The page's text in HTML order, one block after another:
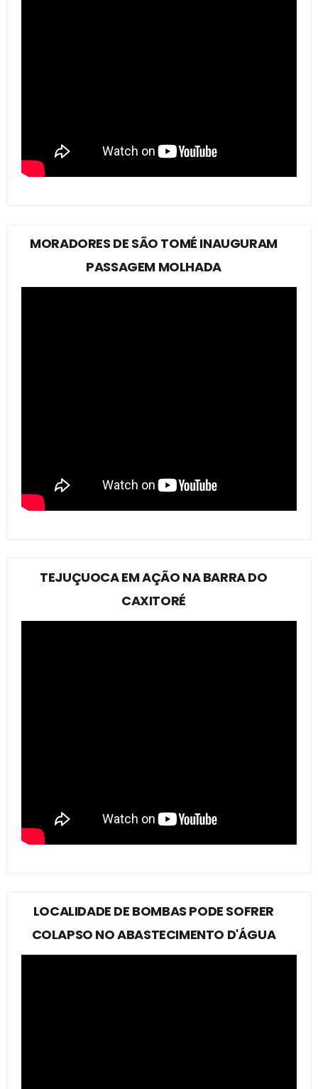
MORADORES DE SÃO TOMÉ INAUGURAM
PASSAGEM MOLHADA
TEJUÇUOCA EM AÇÃO NA BARRA DO
CAXITORÉ
LOCALIDADE DE BOMBAS PODE SOFRER
COLAPSO NO ABASTECIMENTO D'ÁGUA